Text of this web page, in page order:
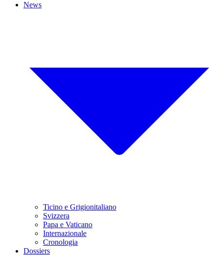
News
Ticino e Grigionitaliano
Svizzera
Papa e Vaticano
Internazionale
Cronologia
Dossiers